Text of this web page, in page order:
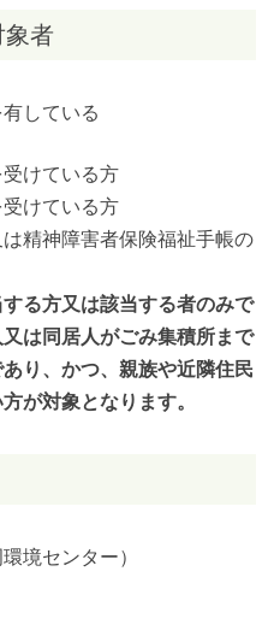
者
している
けている方
けている方
精神障害者保険福祉手帳の
る方又は該当する者のみで
は同居人がごみ集積所まで
り、かつ、親族や近隣住民
が対象となります。
境センター）